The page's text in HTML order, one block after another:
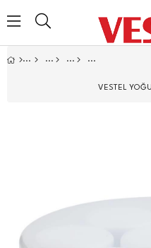
Home
Link Link